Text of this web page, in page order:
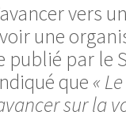
vers
une
publié par le
que «
sur la